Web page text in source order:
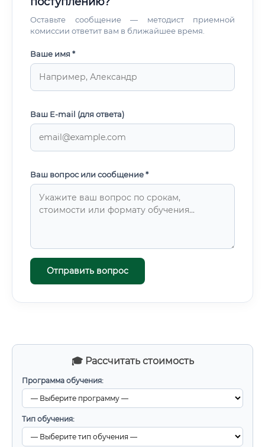
🎓 Рассчитать стоимость
Программа обучения:
Тип обучения:
Оставьте сообщение — методист приемной
комиссии ответит вам в ближайшее время.
Ваше имя *
Ваш E-mail (для ответа)
Ваш вопрос или сообщение *
Отправить вопрос